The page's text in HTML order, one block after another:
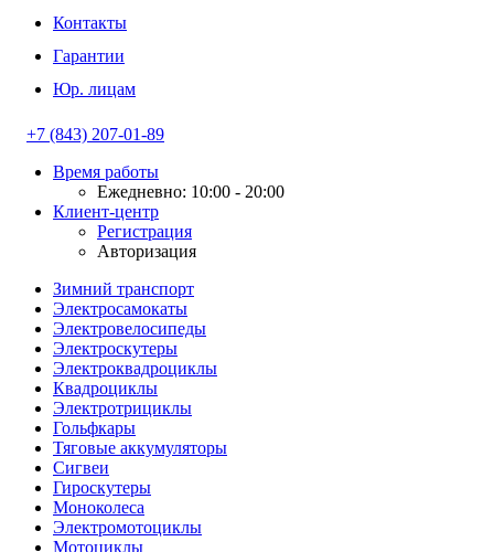
Контакты
Гарантии
Юр. лицам
+7 (843) 207-01-89
Время работы
Ежедневно: 10:00 - 20:00
Клиент-центр
Регистрация
Авторизация
Зимний транспорт
Электросамокаты
Электровелосипеды
Электроскутеры
Электроквадроциклы
Квадроциклы
Электротрициклы
Гольфкары
Тяговые аккумуляторы
Сигвеи
Гироскутеры
Моноколеса
Электромотоциклы
Мотоциклы